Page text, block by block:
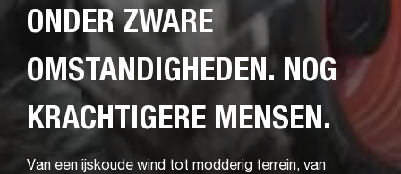
ONDER ZWARE
OMSTANDIGHEDEN. NOG
KRACHTIGERE MENSEN.
Van een ijskoude wind tot modderig terrein, van